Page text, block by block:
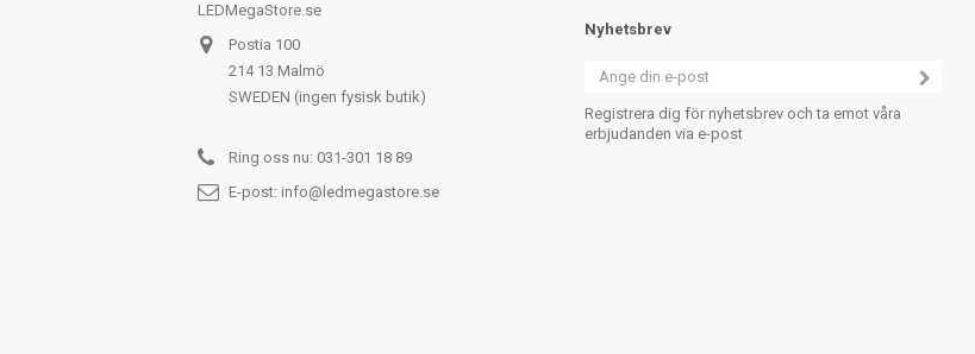
LEDMegaStore.se
Postia 100
214 13 Malmö
SWEDEN (ingen fysisk butik)
Ring oss nu: 031-301 18 89
E-post: info@ledmegastore.se
Nyhetsbrev
Registrera dig för nyhetsbrev och ta emot våra
erbjudanden via e-post